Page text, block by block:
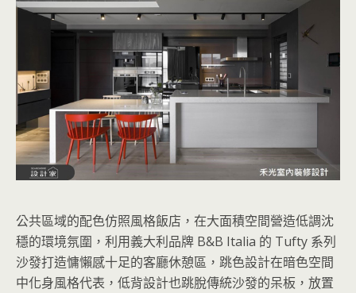
公共區域的配色仿照風格飯店，在大面積空間營造低調沈
穩的環境氛圍，利用義大利品牌 B&B Italia 的 Tufty 系列
沙發打造慵懶感十足的客廳休憩區，跳色設計在暗色空間
中化身風格代表，低背設計也跳脫傳統沙發的呆板，放置